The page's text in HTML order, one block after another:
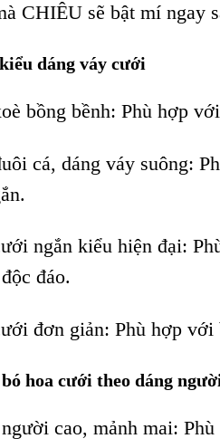
CHIÊU sẽ bật mí ngay
dáng váy cưới
bồng bềnh: Phù hợp
cá, dáng váy suông:
ngắn kiểu hiện đại:
đáo.
đơn giản: Phù hợp với
hoa cưới theo dáng
cao, mảnh mai: